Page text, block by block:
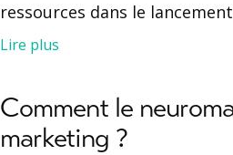
ressources dans le
Lire plus
Comment le
marketing ?